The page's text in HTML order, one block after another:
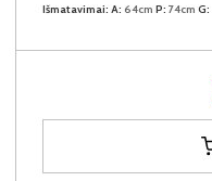
Išmatavimai: A: 64cm P: 74cm G: